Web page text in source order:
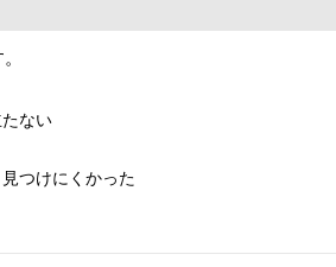
ない
見つけにくかった